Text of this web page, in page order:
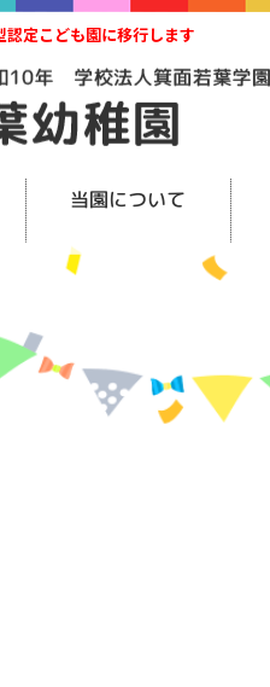
定こども園に移行します
当園について